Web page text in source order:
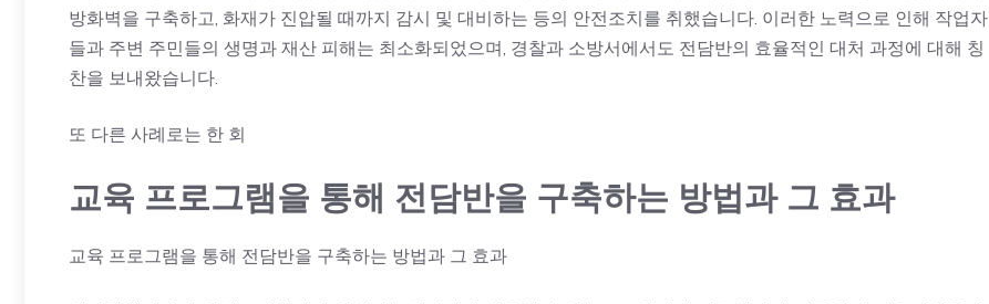
방화벽을 구축하고, 화재가 진압될 때까지 감시 및 대비하는 등의 안전조치를 취했습니다. 이러한 노력으로 인해 작업자
들과 주변 주민들의 생명과 재산 피해는 최소화되었으며, 경찰과 소방서에서도 전담반의 효율적인 대처 과정에 대해 칭
찬을 보내왔습니다.
또 다른 사례로는 한 회
교육 프로그램을 통해 전담반을 구축하는 방법과 그 효과
교육 프로그램을 통해 전담반을 구축하는 방법과 그 효과